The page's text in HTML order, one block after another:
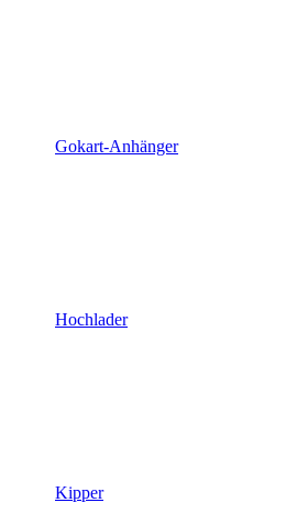
Gokart-Anhänger
Hochlader
Kipper